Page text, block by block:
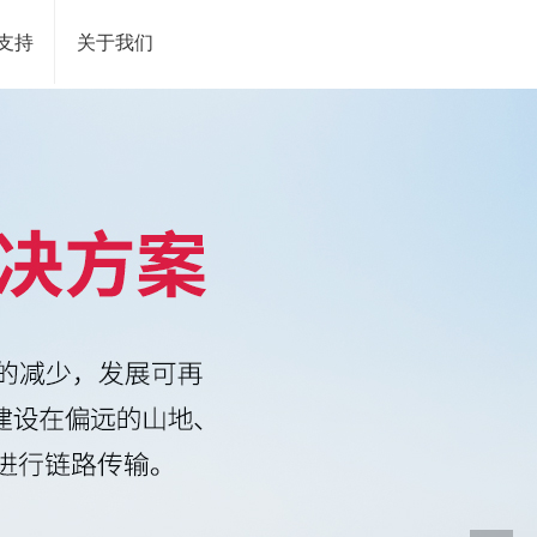
持 关于我们